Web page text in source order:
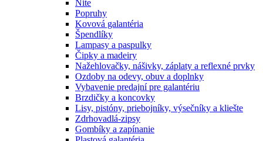
Nite
Popruhy
Kovová galantéria
Špendlíky
Lampasy a paspulky
Čipky a madeiry
Nažehlovačky, nášivky, záplaty a reflexné prvky
Ozdoby na odevy, obuv a doplnky
Vybavenie predajní pre galantériu
Brzdičky a koncovky
Lisy, pistóny, priebojníky, výsečníky a kliešte
Zdrhovadlá-zipsy
Gombíky a zapínanie